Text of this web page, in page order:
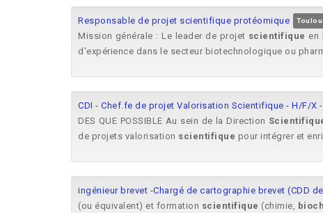
Responsable de projet scientifique protéomique
Mission générale : Le leader de projet scientifique en
d'expérience dans le secteur biotechnologique ou
CDI - Chef.fe de projet Valorisation Scientifique - H/F/X -
DES QUE POSSIBLE Au sein de la Direction
de projets valorisation scientifique pour intégrer et
ingénieur brevet -Chargé de cartographie brevet (CDD
(ou équivalent) et formation scientifique (chimie,